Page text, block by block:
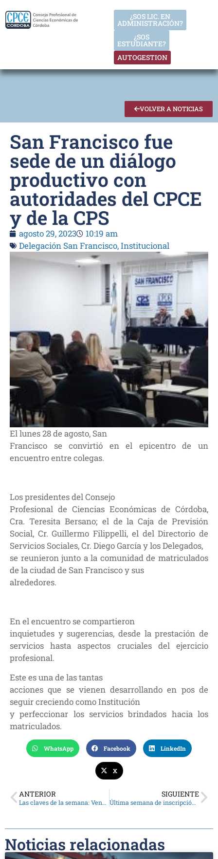
AUTOGESTION
¿SOS
ESTUDIANTE?
¿SOS LIC. EN
ADMINISTRACIÓN?
VOLVER A NOTICIAS
San Francisco fue
sede de un diálogo
productivo con
autoridades del CPCE
y de la CPS
agosto 29, 2023
10:19 am
Delegación San Francisco,Institucional
El lunes 28 de agosto, San
Francisco se convirtió en el epicentro de un
encuentro entre colegas.
Los presidentes del Consejo
Profesional de Ciencias Económicas de Córdoba,
Cra. Teresita Bersano; el de la Caja de Previsión
Social, Cr. Guillermo Filippelli, el del Directorio de
Servicios Sociales, Cr. Diego García y los Delegados,
se reunieron junto a la comunidad de matriculados
de la ciudad de San Francisco y sus
alrededores.
En el encuentro se compartieron
inquietudes y sugerencias, desde la prestación de
servicios hasta aspectos cruciales del ejercicio
profesional.
Este es una de las tantas
acciones que se vienen desarrollando en pos de
seguir creciendo como Institución
y perfeccionar los servicios brindados hacia los
matriculados.
WhatsApp Facebook LinkedIn
X
ANTERIOR
Las claves de la semana: Vencen obligaciones de Precios de Transferencia
SIGUIENTE
Última semana de inscripción para el Encuentro Deportivo, ¡reserva tu lugar!
Noticias relacionadas